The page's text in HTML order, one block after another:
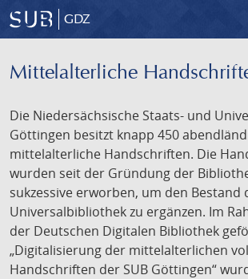
GDZ
Mittelalterliche
Die Niedersächsische Staats- und
Göttingen besitzt knapp 450
mittelalterliche Handschriften. Die
wurden seit der Gründung der
sukzessive erworben, um den Bestand
Universalbibliothek zu ergänzen. Im
der Deutschen Digitalen Bibliothek
„Digitalisierung der mittelalterlichen
Handschriften der SUB Göttingen“